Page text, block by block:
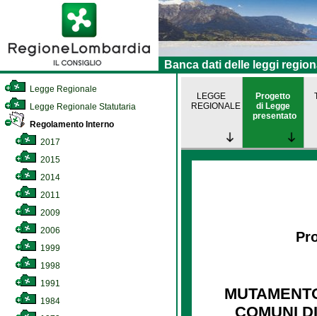
Banca dati delle leggi
Legge Regionale
Legge Regionale Statutaria
Regolamento Interno
2017
2015
2014
2011
2009
2006
1999
1998
1991
1984
LEGGE
REGIONALE
Progetto
di Legge
presentato
COMUNI